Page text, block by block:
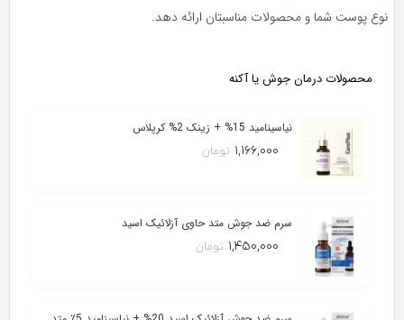
نوع پوست شما و محصولات مناسبتان ارائه دهد.
محصولات درمان جوش یا آکنه
نیاسینامید 15% + زینک 2% کرپلاس
۱,۱۶۶,۰۰۰ تومان
سرم ضد جوش متد حاوی آزلائیک اسید
۱,۴۵۰,۰۰۰ تومان